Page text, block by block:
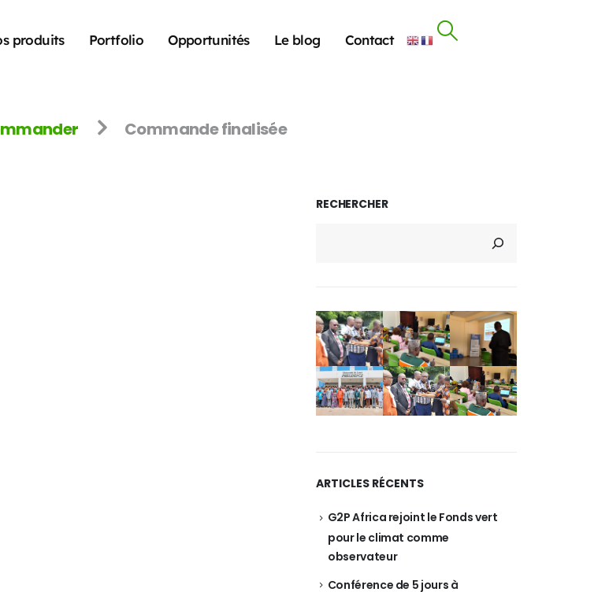
produits Portfolio Opportunités Le blog Contact
Commande finalisée
RECHERCHER
ARTICLES RÉCENTS
G2P Africa rejoint le Fonds vert
pour le climat comme
observateur
Conférence de 5 jours à